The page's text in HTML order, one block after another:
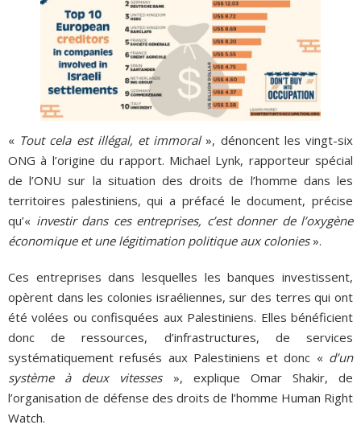
« Tout cela est illégal, et immoral», dénoncent les vingt-six
ONG à l’origine du rapport. Michael Lynk, rapporteur spécial
de l’ONU sur la situation des droits de l’homme dans les
territoires palestiniens, qui a préfacé le document, précise
qu’« investir dans ces entreprises, c’est donner de l’oxygène
économique et une légitimation politique aux colonies».
Ces entreprises dans lesquelles les banques investissent,
opèrent dans les colonies israéliennes, sur des terres qui ont
été volées ou confisquées aux Palestiniens. Elles bénéficient
donc de ressources, d’infrastructures, de services
systématiquement refusés aux Palestiniens et donc « d’un
système à deux vitesses», explique Omar Shakir, de
l’organisation de défense des droits de l’homme Human Right
Watch.